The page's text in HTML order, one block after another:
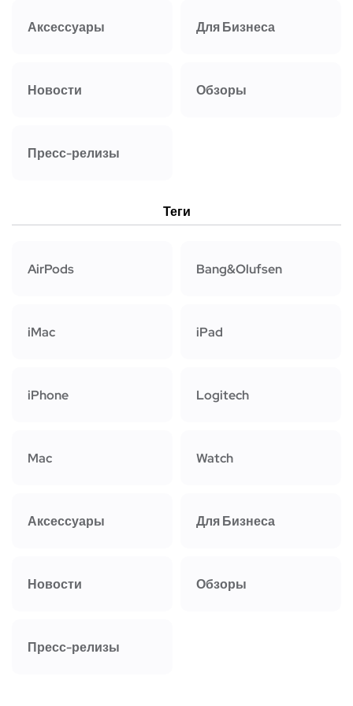
Аксессуары Для Бизнеса
Новости Обзоры
Пресс-релизы
Теги
AirPods Bang&Olufsen
iMac iPad
iPhone Logitech
Mac Watch
Аксессуары Для Бизнеса
Новости Обзоры
Пресс-релизы